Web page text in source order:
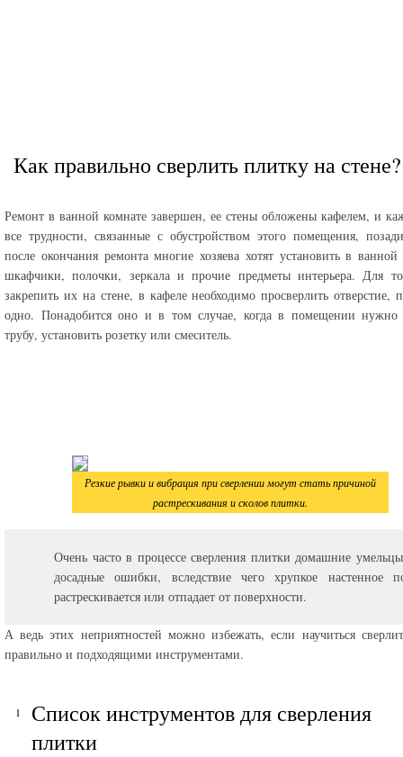
Как правильно сверлить плитку на стене?
Ремонт в ванной комнате завершен, ее стены обложены кафелем, и
все трудности, связанные с обустройством этого помещения,
после окончания ремонта многие хозяева хотят установить в ванной
шкафчики, полочки, зеркала и прочие предметы интерьера. Для
закрепить их на стене, в кафеле необходимо просверлить отверстие,
одно. Понадобится оно и в том случае, когда в помещении нужно
трубу, установить розетку или смеситель.
Резкие рывки и вибрация при сверлении могут стать причиной
растрескивания и сколов плитки.
Очень часто в процессе сверления плитки домашние
досадные ошибки, вследствие чего хрупкое настенное
растрескивается или отпадает от поверхности.
А ведь этих неприятностей можно избежать, если научиться
правильно и подходящими инструментами.
Список инструментов для сверления
плитки